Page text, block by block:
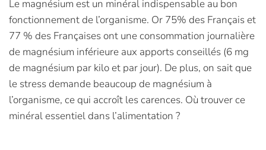
Le magnésium est un minéral indispensable au bon
fonctionnement de l’organisme. Or 75% des Français et
77 % des Françaises ont une consommation journalière
de magnésium inférieure aux apports conseillés (6 mg
de magnésium par kilo et par jour). De plus, on sait que
le stress demande beaucoup de magnésium à
l’organisme, ce qui accroît les carences. Où trouver ce
minéral essentiel dans l’alimentation ?